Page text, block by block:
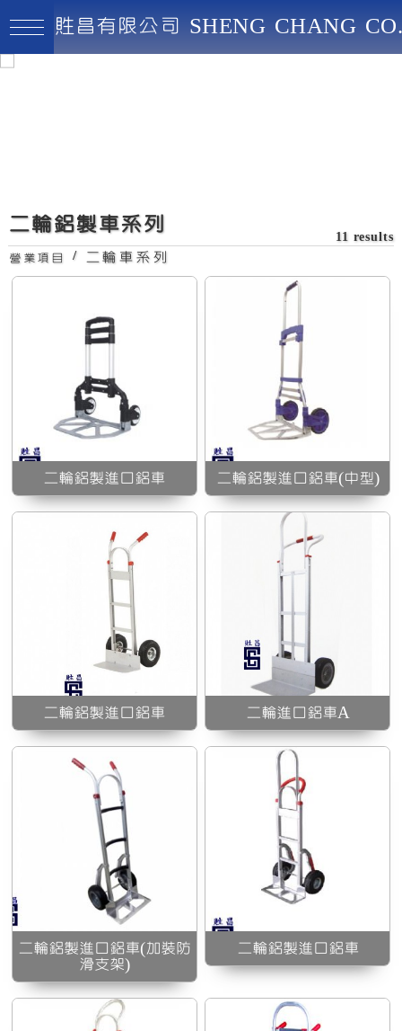
二輪鋁製車系列
11 results
營業項目 / 二輪車系列
二輪鋁製進口鋁車 二輪鋁製進口鋁車(中型)
二輪鋁製進口鋁車
二輪進口鋁車A
二輪進口鋁車A
二輪鋁製進口鋁車(加裝防
滑支架)
二輪鋁製進口鋁車
二輪鋁製進口鋁車
兩段式二輪變形鋁車
貹昌有限公司 SHENG CHANG